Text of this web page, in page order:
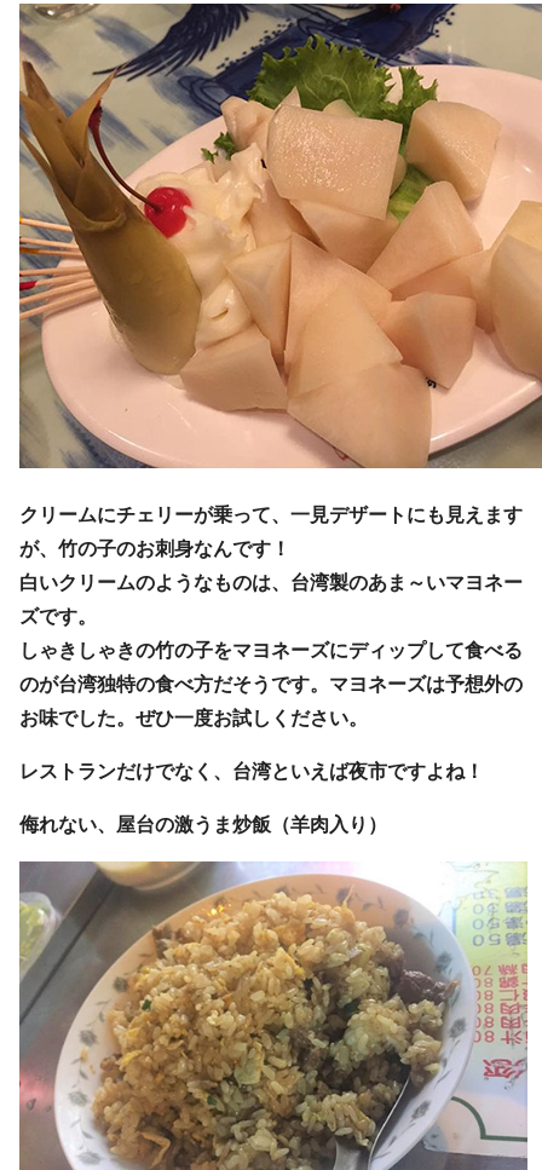
クリームにチェリーが乗って、一見デザートにも見えます
が、竹の子のお刺身なんです！
白いクリームのようなものは、台湾製のあま～いマヨネー
ズです。
しゃきしゃきの竹の子をマヨネーズにディップして食べる
のが台湾独特の食べ方だそうです。マヨネーズは予想外の
お味でした。ぜひ一度お試しください。
レストランだけでなく、台湾といえば夜市ですよね！
侮れない、屋台の激うま炒飯（羊肉入り）